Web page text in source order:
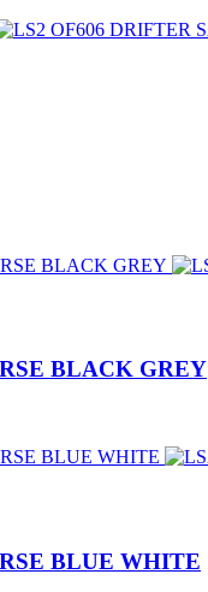
BLACK GREY
BLUE WHITE